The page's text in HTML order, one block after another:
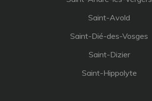
Saint-Avold
Saint-Dié-des-Vosges
Saint-Dizier
Saint-Hippolyte